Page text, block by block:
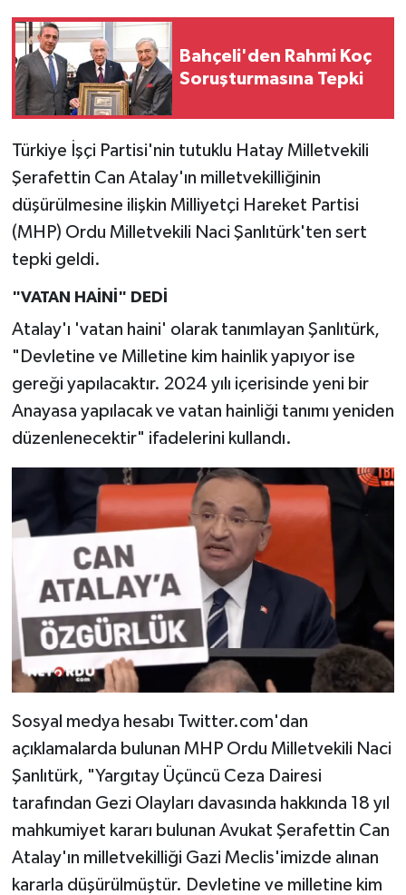
Bahçeli'den Rahmi Koç
Soruşturmasına Tepki
Türkiye İşçi Partisi'nin tutuklu Hatay Milletvekili
Şerafettin Can Atalay'ın milletvekilliğinin
düşürülmesine ilişkin Milliyetçi Hareket Partisi
(MHP) Ordu Milletvekili Naci Şanlıtürk'ten sert
tepki geldi.
"VATAN HAİNİ" DEDİ
Atalay'ı 'vatan haini' olarak tanımlayan Şanlıtürk,
"Devletine ve Milletine kim hainlik yapıyor ise
gereği yapılacaktır. 2024 yılı içerisinde yeni bir
Anayasa yapılacak ve vatan hainliği tanımı yeniden
düzenlenecektir" ifadelerini kullandı.
Sosyal medya hesabı Twitter.com'dan
açıklamalarda bulunan MHP Ordu Milletvekili Naci
Şanlıtürk, "Yargıtay Üçüncü Ceza Dairesi
tarafından Gezi Olayları davasında hakkında 18 yıl
mahkumiyet kararı bulunan Avukat Şerafettin Can
Atalay'ın milletvekilliği Gazi Meclis'imizde alınan
kararla düşürülmüştür. Devletine ve milletine kim
SAĞLIK
SPOR
TARIM
TURİZM
YAŞAM